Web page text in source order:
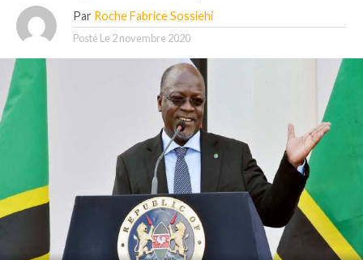
Par Roche Fabrice Sossiehi
Posté Le 2 novembre 2020